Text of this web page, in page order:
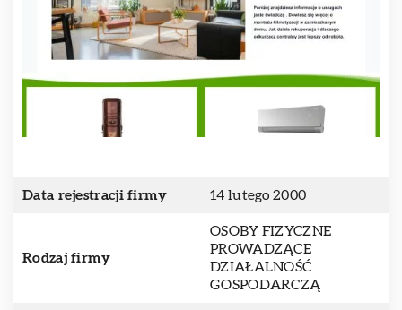
Data rejestracji firmy 14 lutego 2000
Rodzaj firmy
OSOBY FIZYCZNE
PROWADZĄCE
DZIAŁALNOŚĆ
GOSPODARCZĄ